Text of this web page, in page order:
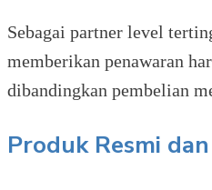
Sebagai partner level
memberikan penawaran
dibandingkan pembelian
Produk Resmi